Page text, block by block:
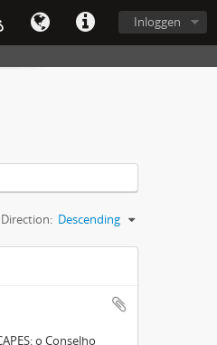
Inloggen
Direction: Descending
o Conselho